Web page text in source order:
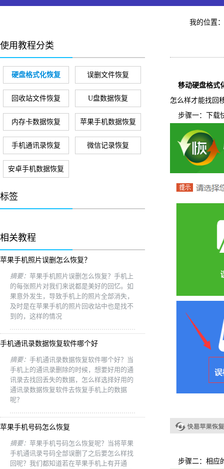
我的位置
使用教程分类
硬盘格式化恢复 误删文件恢复
回收站文件恢复 U盘数据恢复
内存卡数据恢复 苹果手机数据恢复
手机通讯录恢复 微信记录恢复
安卓手机数据恢复
标签
相关教程
苹果手机照片误删怎么恢复？
摘要： 苹果手机照片误删怎么恢复？手机上
的每张照片对我们来说都是美好的回忆。如
果意外发生，导致手机上的照片全部消失，
及时是在苹果手机的照片回收站中也是找不
到的，这样的情况
手机通讯录数据恢复软件哪个好
摘要： 手机通讯录数据恢复软件哪个好？当
手机上的通讯录删除的时候，想要好用的通
讯录去找回丢失的数据，怎么样选择好用的
通讯录数据恢复软件去恢复手机上的数据
呢？
苹果手机号码怎么恢复
摘要： 苹果手机号码怎么恢复呢？当将苹果
手机通讯录号码全部误删了之后要怎么样找
回呢？我们都知道若在苹果手机上有开通
移动硬盘格式
怎么样才能找回
步骤一：下载
步骤二：相应